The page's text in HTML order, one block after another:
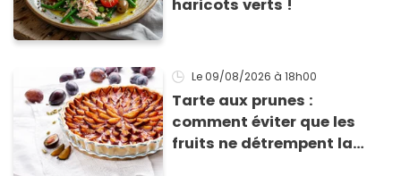
haricots verts !
Le 09/08/2026 à 18h00
Tarte aux prunes :
comment éviter que les
fruits ne détrempent la